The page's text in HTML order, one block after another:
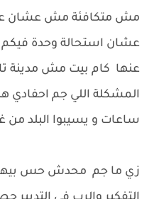
مش متكافئة مش عشان
عشان استحالة وحدة فيكم
عنها كام بيت مش مدينة
المشكلة اللي جم احفادي
ساعات و يسيبوا البلد من
زي ما جم محدش حس بيهم